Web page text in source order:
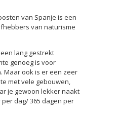
van Spanje is een
van naturisme
lang gestrekt
genoeg is voor
Maar ook is er een zeer
met vele gebouwen,
je gewoon lekker naakt
dag/ 365 dagen per